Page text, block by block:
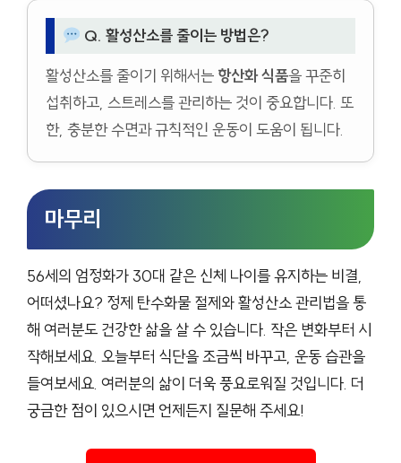
Q. 활성산소를 줄이는 방법은?
활성산소를 줄이기 위해서는 항산화 식품을 꾸준히
섭취하고, 스트레스를 관리하는 것이 중요합니다. 또
한, 충분한 수면과 규칙적인 운동이 도움이 됩니다.
마무리
56세의 엄정화가 30대 같은 신체 나이를 유지하는 비결,
어떠셨나요? 정제 탄수화물 절제와 활성산소 관리법을 통
해 여러분도 건강한 삶을 살 수 있습니다. 작은 변화부터 시
작해보세요. 오늘부터 식단을 조금씩 바꾸고, 운동 습관을
들여보세요. 여러분의 삶이 더욱 풍요로워질 것입니다. 더
궁금한 점이 있으시면 언제든지 질문해 주세요!